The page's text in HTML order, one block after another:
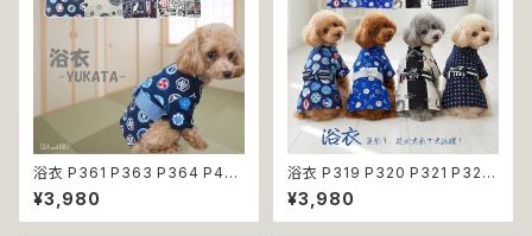
浴衣 P361 P363 P364 P40
3 ハンドメイド 手鞠 紺 ネイビ
ー 白 ホワイト きなり ドッグ ウ
ェア ドッグウエア 犬 猫 ペット
¥3,980
浴衣 P319 P320 P321 P322
和装 和柄 男の子 ネイビー ブル
ー ホワイト ブラック ドッグ ウェ
ア ドッグウエア 犬 猫 ペット 服
¥3,980